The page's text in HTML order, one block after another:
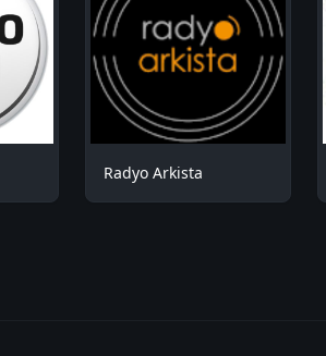
Radyo Arkista